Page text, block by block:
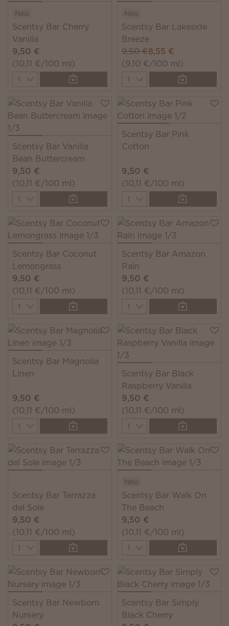
Neu
Scentsy Bar Cherry
Vanilla
9,50 €
(10,11 €/100 ml)
Quantity
Neu
Scentsy Bar Lakeside
Breeze
9,50 €8,55 €
(9,10 €/100 ml)
Quantity
Scentsy Bar Vanilla
Bean Buttercream
9,50 €
(10,11 €/100 ml)
Quantity
Scentsy Bar Pink
Cotton
9,50 €
(10,11 €/100 ml)
Quantity
Scentsy Bar Coconut
Lemongrass
9,50 €
(10,11 €/100 ml)
Quantity
Scentsy Bar Amazon
Rain
9,50 €
(10,11 €/100 ml)
Quantity
Scentsy Bar Magnolia
Linen
9,50 €
(10,11 €/100 ml)
Quantity
Scentsy Bar Black
Raspberry Vanilla
9,50 €
(10,11 €/100 ml)
Quantity
Scentsy Bar Terrazza
del Sole
9,50 €
(10,11 €/100 ml)
Quantity
Neu
Scentsy Bar Walk On
The Beach
9,50 €
(10,11 €/100 ml)
Quantity
Scentsy Bar Newborn
Nursery
Scentsy Bar Simply
Black Cherry